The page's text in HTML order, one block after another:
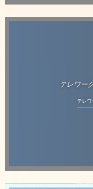
テレワー
テレワ